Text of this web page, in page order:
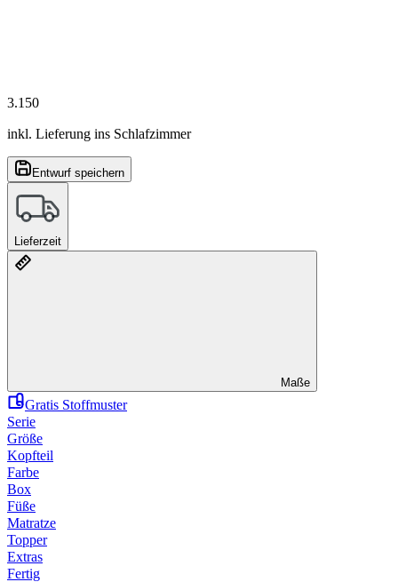
3.150
inkl. Lieferung ins Schlafzimmer
Entwurf speichern
Lieferzeit
Maße
Gratis Stoffmuster
Serie
Größe
Kopfteil
Farbe
Box
Füße
Matratze
Topper
Extras
Fertig